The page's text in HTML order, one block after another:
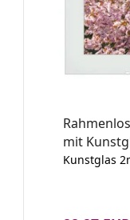
mit
Kunstglas